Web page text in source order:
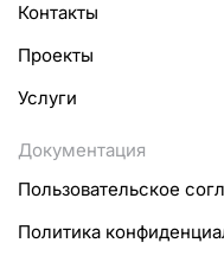
Контакты
Проекты
Услуги
Документация
Пользовательское
Политика